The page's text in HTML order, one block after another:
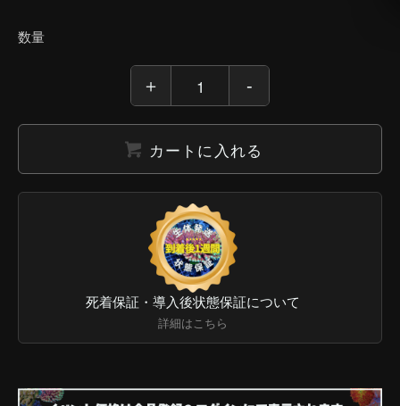
数量
カートに入れる
死着保証・導入後状態保証について
詳細はこちら